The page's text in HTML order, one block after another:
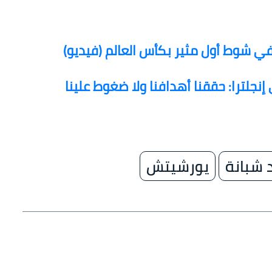
شوط أول مثير بكأس العالم (فيديو)
حققنا أهدافنا ولا ضغوط علينا
يورشيتش